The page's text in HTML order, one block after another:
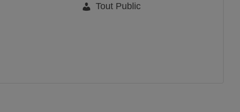
Tout Public